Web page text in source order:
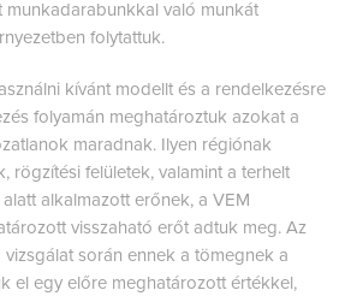
való munkát
folytattuk.
kívánt modellt és a rendelkezésre
folyamán meghatároztuk azokat a
maradnak. Ilyen régiónak
rögzítési felületek, valamint a terhelt
alkalmazott erőnek, a VEM
visszaható erőt adtuk meg. Az
során ennek a tömegnek a
el egy előre meghatározott értékkel,